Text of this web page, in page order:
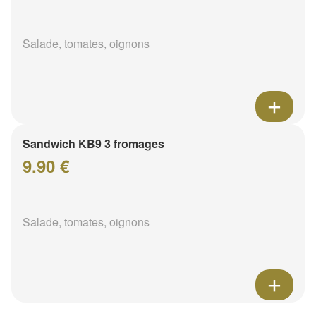
Salade, tomates, oignons
Sandwich KB9 3 fromages
9.90 €
Salade, tomates, oignons